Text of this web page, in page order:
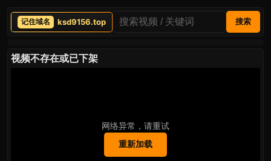
ksd9156.top 搜索
视频不存在或已下架
网络异常，请重试
重新加载